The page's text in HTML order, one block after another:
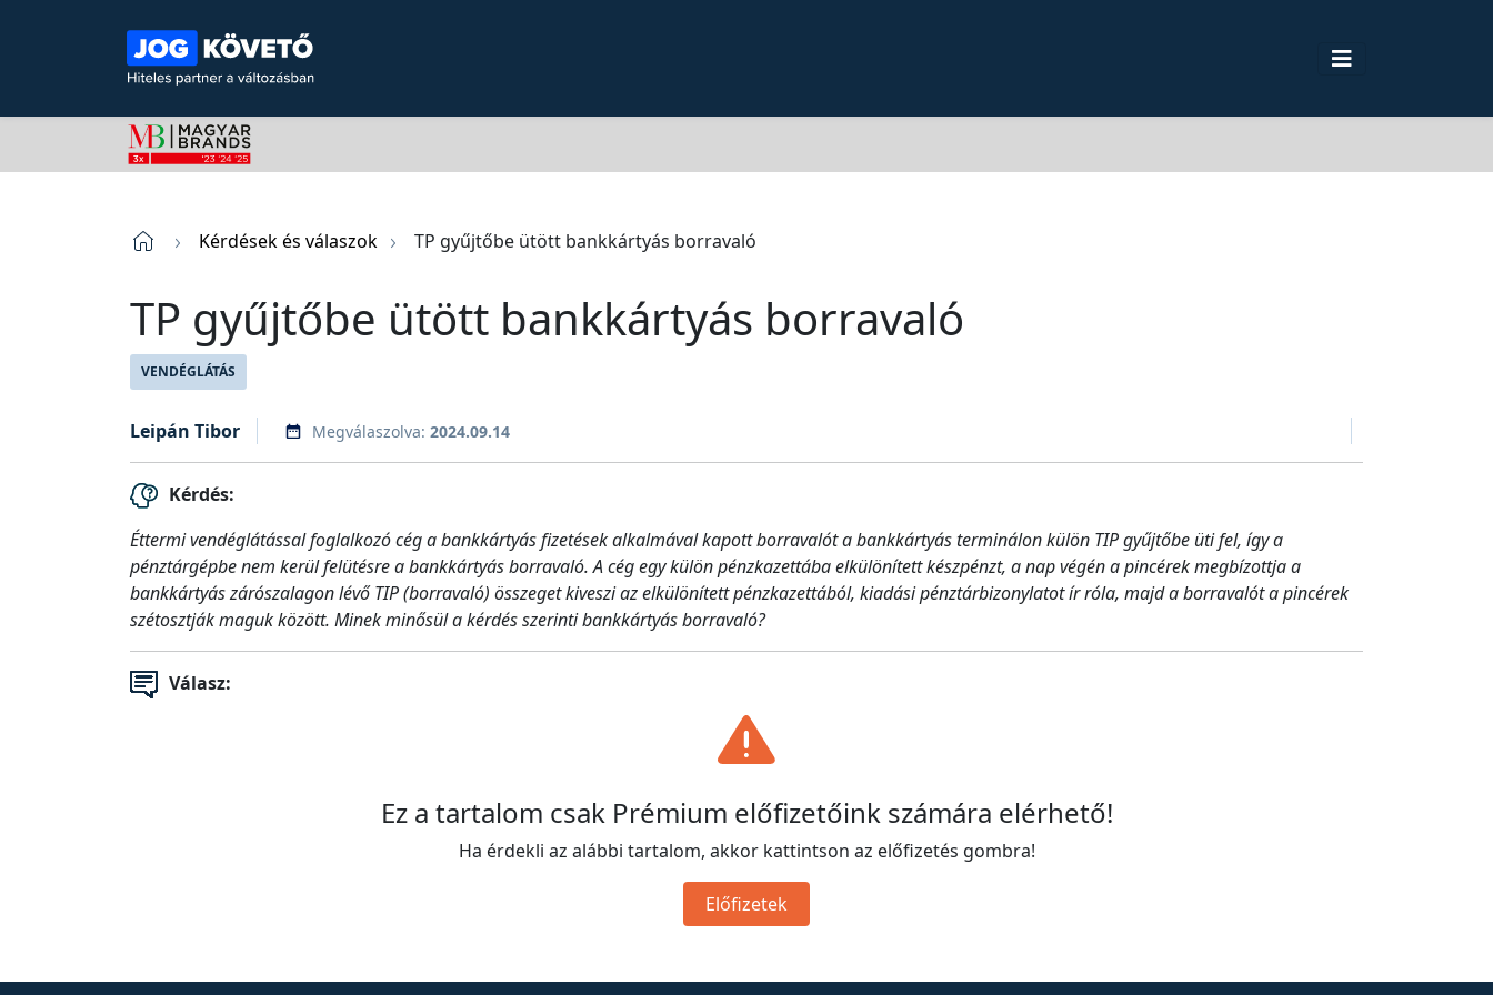
Kérdések és válaszok TP gyűjtőbe ütött bankkártyás borravaló
TP gyűjtőbe ütött bankkártyás borravaló
VENDÉGLÁTÁS
Leipán Tibor Megválaszolva: 2024.09.14
Kérdés:
Éttermi vendéglátással foglalkozó cég a bankkártyás fizetések alkalmával kapott borravalót a bankkártyás terminálon külön TIP gyűjtőbe üti fel, így a
pénztárgépbe nem kerül felütésre a bankkártyás borravaló. A cég egy külön pénzkazettába elkülönített készpénzt, a nap végén a pincérek megbízottja a
bankkártyás zárószalagon lévő TIP (borravaló) összeget kiveszi az elkülönített pénzkazettából, kiadási pénztárbizonylatot ír róla, majd a borravalót a pincérek
szétosztják maguk között. Minek minősül a kérdés szerinti bankkártyás borravaló?
Válasz:
Ez a tartalom csak Prémium előfizetőink számára elérhető!
Ha érdekli az alábbi tartalom, akkor kattintson az előfizetés gombra!
Előfizetek